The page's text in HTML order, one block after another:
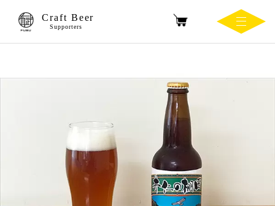
Craft Beer
Supporters